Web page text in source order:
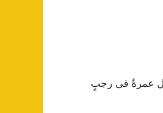
عمرةٌ فی رجبٍ